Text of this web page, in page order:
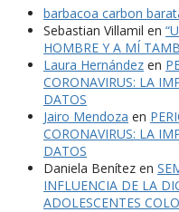
barbacoa carbon
Sebastian Villamil en
HOMBRE Y A MÍ
Laura Hernández en
CORONAVIRUS: LA
DATOS
Jairo Mendoza en
CORONAVIRUS: LA
DATOS
Daniela Benítez en
INFLUENCIA DE LA
ADOLESCENTES